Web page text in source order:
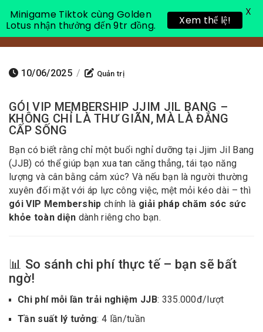
Toggle
10/06/2025 / Quản trị
GÓI VIP MEMBERSHIP JJIM JIL BANG –
KHÔNG CHỈ LÀ THƯ GIÃN, MÀ LÀ ĐẲNG
CẤP SỐNG
Bạn có biết rằng chỉ một buổi nghỉ dưỡng tại Jjim Jil Bang
(JJB) có thể giúp bạn xua tan căng thẳng, tái tạo năng
lượng và cân bằng cảm xúc? Và nếu bạn là người thường
xuyên đối mặt với áp lực công việc, mệt mỏi kéo dài – thì
gói VIP Membership chính là giải pháp chăm sóc sức
khỏe toàn diện dành riêng cho bạn.
📊 So sánh chi phí thực tế – bạn sẽ bất
ngờ!
Chi phí mỗi lần trải nghiệm JJB: 335.000đ/lượt
Tần suất lý tưởng: 4 lần/tuần
Minigame Tiktok cùng Golden
Lotus nhận thưởng đến 9tr đồng.
Xem thể lệ!
X